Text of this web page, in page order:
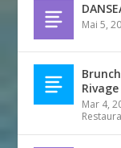
Mai 5,
Rivage
Mar 4,